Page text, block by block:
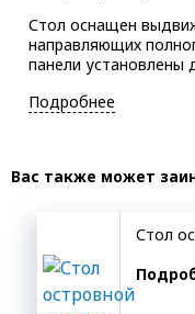
Стол оснащен
направляющих
панели установлены
Подробнее
Вас также может
Стол